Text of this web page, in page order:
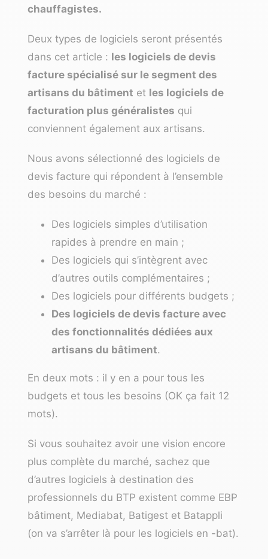
chauffagistes.
Deux types de logiciels seront présentés
dans cet article : les logiciels de devis
facture spécialisé sur le segment des
artisans du bâtiment et les logiciels de
facturation plus généralistes qui
conviennent également aux artisans.
Nous avons sélectionné des logiciels de
devis facture qui répondent à l’ensemble
des besoins du marché :
Des logiciels simples d’utilisation
rapides à prendre en main ;
Des logiciels qui s’intègrent avec
d’autres outils complémentaires ;
Des logiciels pour différents budgets ;
Des logiciels de devis facture avec
des fonctionnalités dédiées aux
artisans du bâtiment.
En deux mots : il y en a pour tous les
budgets et tous les besoins (OK ça fait 12
mots).
Si vous souhaitez avoir une vision encore
plus complète du marché, sachez que
d’autres logiciels à destination des
professionnels du BTP existent comme EBP
bâtiment, Mediabat, Batigest et Batappli
(on va s’arrêter là pour les logiciels en -bat).